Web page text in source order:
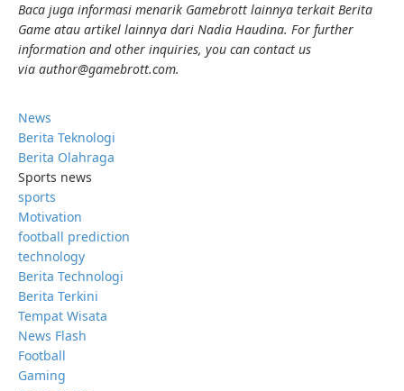
Baca juga informasi menarik Gamebrott lainnya terkait Berita
Game atau artikel lainnya dari Nadia Haudina. For further
information and other inquiries, you can contact us
via author@gamebrott.com.
News
Berita Teknologi
Berita Olahraga
Sports news
sports
Motivation
football prediction
technology
Berita Technologi
Berita Terkini
Tempat Wisata
News Flash
Football
Gaming